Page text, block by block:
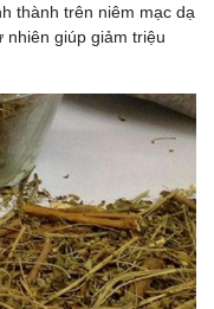
thành trên niêm mạc dạ
giúp giảm triệu